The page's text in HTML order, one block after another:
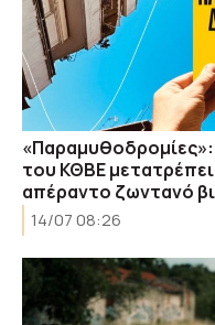
«Παραμυθοδρομίες»:
του ΚΘΒΕ
απέραντο ζωντανό
14/07 08:26